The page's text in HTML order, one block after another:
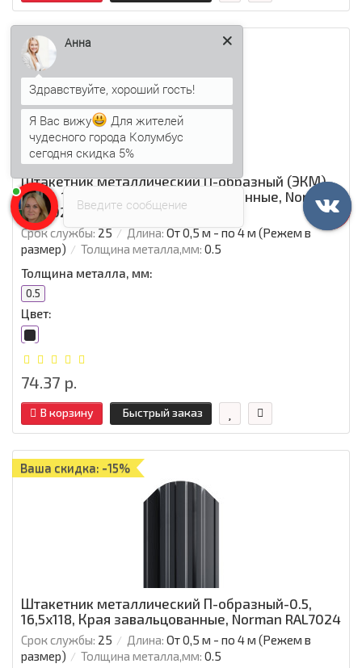
Штакетник металлический П-образный (ЭКМ)-
Т-0.5, 16,5х99, Края НЕзавальцованные, Norman
RAL7024.
Срок службы:25 Длина:От 0,5 м - по 4 м (Режем в
размер)
Толщина металла,мм: 0.5
Толщина металла, мм:
0.5
Цвет:
74.37 р.
В корзину Быстрый заказ
Ваша скидка: -15%
Штакетник металлический П-образный-0.5,
16,5х118, Края завальцованные, Norman RAL7024
Срок службы: 25 Длина: От 0,5 м - по 4 м (Режем в
размер)
Толщина металла,мм: 0.5
Введите сообщение
Анна
Здравствуйте, хороший гость!
Я Вас вижу
Для жителей
чудесного города Колумбус
сегодня скидка 5%
Аннапечатает...